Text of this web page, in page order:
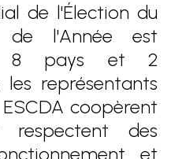
de l'Élection du
de l'Année est
8 pays et 2
les représentants
coopèrent
des
et